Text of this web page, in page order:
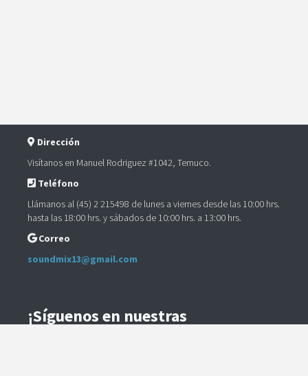
Dirección
Visítanos en Manuel Rodriguez #1042, Temuco.
Teléfono
Llámanos al (45) 2 215498 de lunes a viernes desde las 10:00 hrs.
hasta las 18:00 hrs. y sábados de 10:00 hrs. a 13:00 hrs.
Correo
soundmix13@gmail.com
¡Síguenos en nuestras